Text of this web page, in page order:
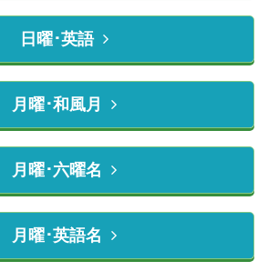
日曜･英語
月曜･和風月
月曜･六曜名
月曜･英語名